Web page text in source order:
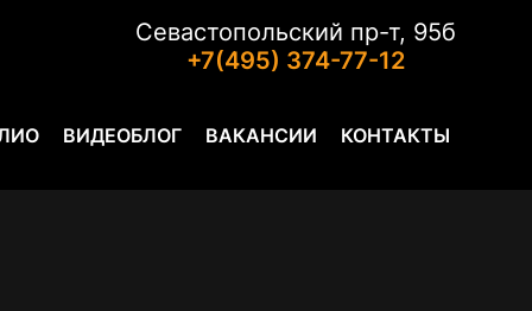
Севастопольский пр-т, 95б
+7(495) 374-77-12
ВИДЕОБЛОГ ВАКАНСИИ КОНТАКТЫ